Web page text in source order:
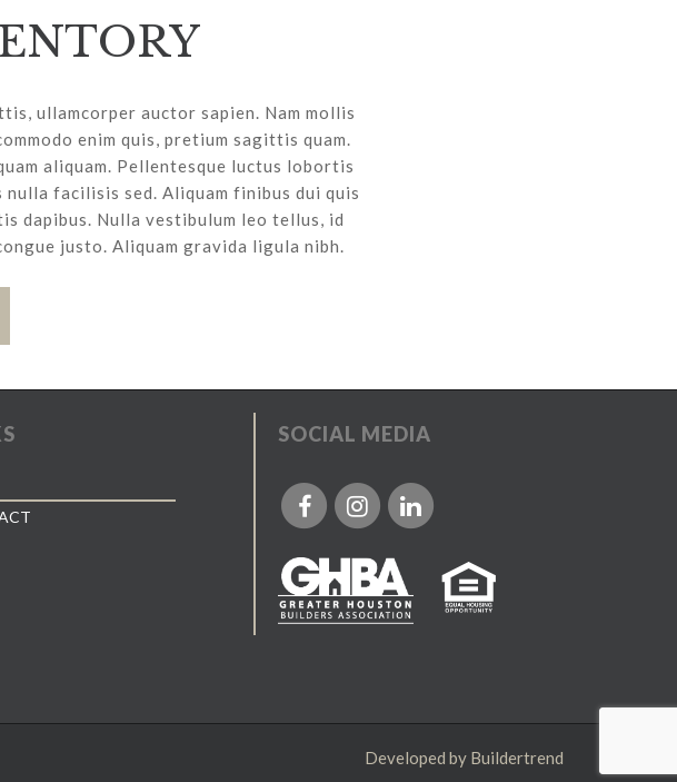
ullamcorper auctor sapien. Nam mollis
enim quis, pretium sagittis quam.
aliquam. Pellentesque luctus lobortis
facilisis sed. Aliquam finibus dui quis
dapibus. Nulla vestibulum leo tellus, id
justo. Aliquam gravida ligula nibh.
SOCIAL MEDIA
Developed by Buildertrend